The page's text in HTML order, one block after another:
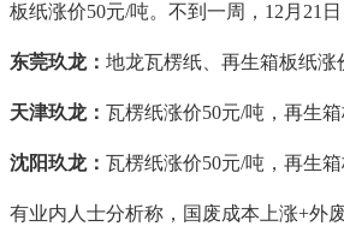
板纸涨价50元/吨。不到一周，12月21
东莞玖龙： 地龙瓦楞纸、再生箱板纸涨
天津玖龙： 瓦楞纸涨价50元/吨，再生
沈阳玖龙： 瓦楞纸涨价50元/吨，再生箱
有业内人士分析称，国废成本上涨+外